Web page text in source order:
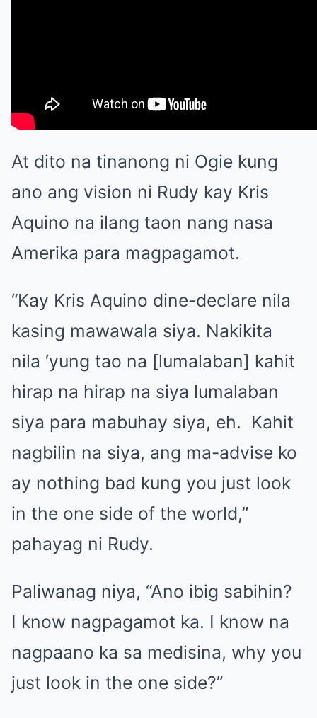
At dito na tinanong ni Ogie kung
ano ang vision ni Rudy kay Kris
Aquino na ilang taon nang nasa
Amerika para magpagamot.
“Kay Kris Aquino dine-declare nila
kasing mawawala siya. Nakikita
nila ‘yung tao na [lumalaban] kahit
hirap na hirap na siya lumalaban
siya para mabuhay siya, eh. Kahit
nagbilin na siya, ang ma-advise ko
ay nothing bad kung you just look
in the one side of the world,”
pahayag ni Rudy.
Paliwanag niya, “Ano ibig sabihin?
I know nagpagamot ka. I know na
nagpaano ka sa medisina, why you
just look in the one side?”